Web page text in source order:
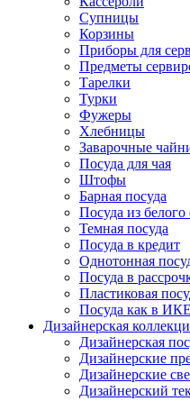
Супницы
Корзины
Приборы для
Предметы
Тарелки
Турки
Фужеры
Хлебницы
Заварочные
Посуда для чая
Штофы
Барная посуда
Посуда из
Темная посуда
Посуда в кредит
Однотонная
Посуда в
Пластиковая
Посуда как в
Дизайнерская
Дизайнерская
Дизайнерские
Дизайнерские
Дизайнерский